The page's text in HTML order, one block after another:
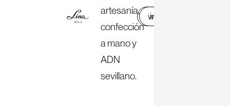
artesanía,
confección
a mano y
ADN
sevillano.
web
instagram